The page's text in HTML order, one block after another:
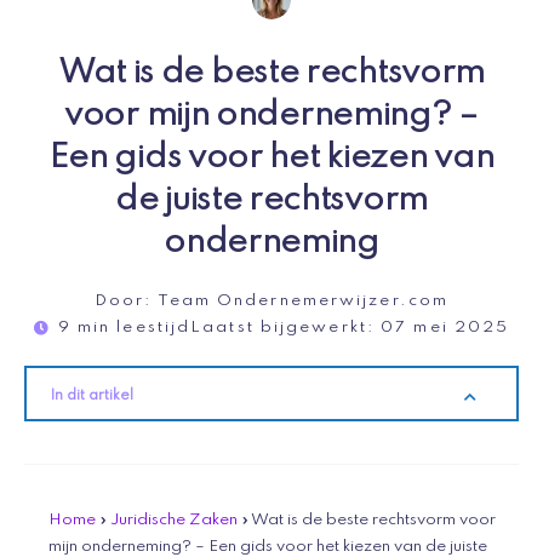
Wat is de beste rechtsvorm
voor mijn onderneming? –
Een gids voor het kiezen van
de juiste rechtsvorm
onderneming
Door:
Team Ondernemerwijzer.com
9 min leestijd Laatst bijgewerkt: 07 mei 2025
In dit artikel
Home » Juridische Zaken » Wat is de beste rechtsvorm voor
mijn onderneming? – Een gids voor het kiezen van de juiste